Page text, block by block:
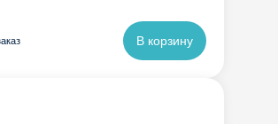
В корзину